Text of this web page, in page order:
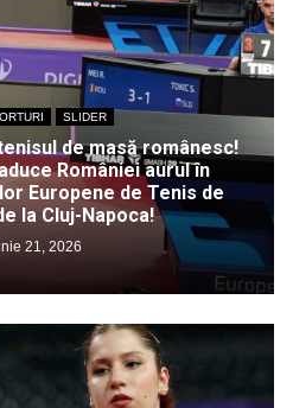
SLIDER
de masă românesc!
României aurul în
Europene de Tenis de
la Cluj-Napoca!
21, 2026